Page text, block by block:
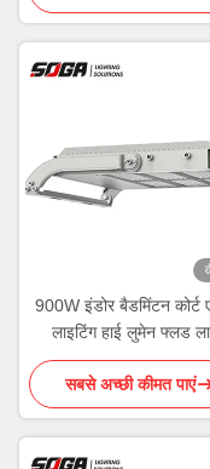
900W इंडोर बैडमिंटन कोर्ट
लाइटिंग हाई लुमेन फ्लड
सबसे अच्छी कीमत पाएं